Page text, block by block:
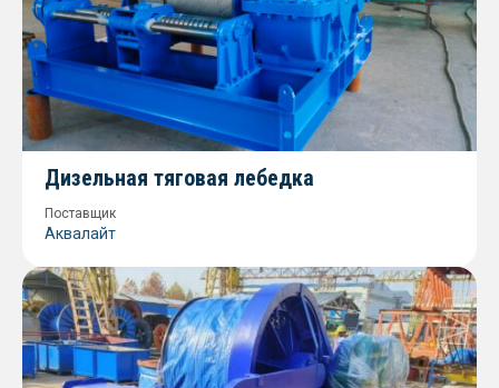
Дизельная тяговая лебедка
Поставщик
Аквалайт